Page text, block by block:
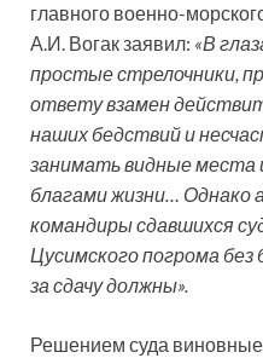
главного военно-
А.И. Вогак заявил: «В
простые стрелочники,
ответу взамен
наших бедствий и
занимать видные места
благами жизни… Однако
командиры сдавшихся
Цусимского погрома
за сдачу должны».
Решением суда виновные